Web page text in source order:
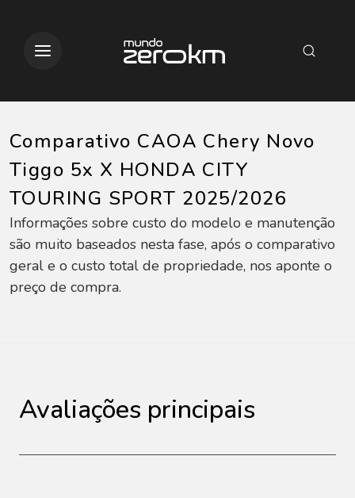
Comparativo CAOA Chery Novo
Tiggo 5x X HONDA CITY
TOURING SPORT 2025/2026
Informações sobre custo do modelo e manutenção
são muito baseados nesta fase, após o comparativo
geral e o custo total de propriedade, nos aponte o
preço de compra.
Avaliações principais